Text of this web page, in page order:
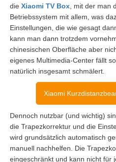
die Xiaomi TV Box , mit der man
Betriebssystem mit allem, was
Einstellungen, die wie gesagt
kann man dann trotzdem
chinesischen Oberfläche aber
eigenes Multimedia-Center fällt
natürlich insgesamt schmälert.
Xiaomi
Dennoch nutzbar (und wichtig)
die Trapezkorrektur und die
wird grundsätzlich automatisch
manuell nachhelfen. Die
eingeschränkt und kann nicht für